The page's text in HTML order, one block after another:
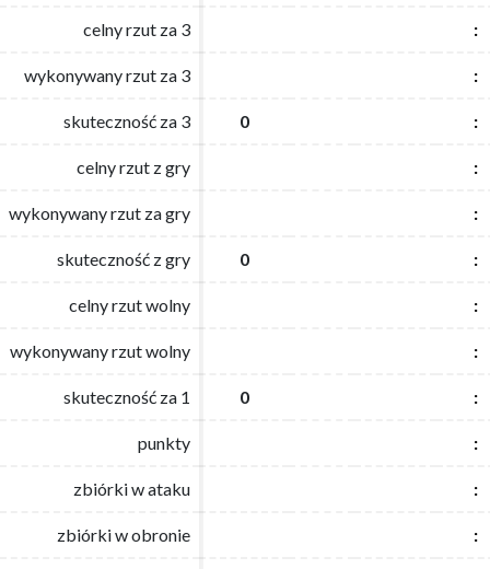
celny rzut za 3 :
wykonywany rzut za 3 :
skuteczność za 3 0 :
celny rzut z gry :
wykonywany rzut za gry :
skuteczność z gry 0 :
celny rzut wolny :
wykonywany rzut wolny :
skuteczność za 1 0 :
punkty :
zbiórki w ataku :
zbiórki w obronie :
celny rzut za 3 :
wykonywany rzut za 3 :
skuteczność za 3 0 :
celny rzut z gry :
wykonywany rzut za gry :
skuteczność z gry 0 :
celny rzut wolny :
wykonywany rzut wolny :
skuteczność za 1 0 :
punkty :
zbiórki w ataku :
zbiórki w obronie :